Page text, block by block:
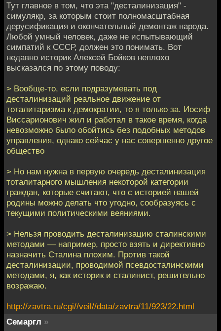
Тут главное в том, что эта "десталинизация" -
симулякр, за которым стоит полномасштабная
дерусификация и окончательный демонтаж народа.
Любой умный человек, даже не испытывающий
симпатий к СССР, должен это понимать. Вот
недавно историк Алексей Бойков неплохо
высказался по этому поводу:
> Вообще-то, если подразумевать под
десталинизаций реальное движение от
тоталитаризма к демократии, то я только за. Иосиф
Виссарионович жил и работал в такое время, когда
невозможно было обойтись без подобных методов
управления, однако сейчас у нас совершенно другое
общество
> Но нам нужна в первую очередь десталинизация
тоталитарного мышления некоторой категории
граждан, которые считают, что с историей нашей
родины можно делать что угодно, сообразуясь с
текущими политическими веяниями.
> Нельзя проводить десталинизацию сталинскими
методами — например, просто взять и директивно
назначить Сталина плохим. Против такой
десталинизации, проводимой псевдосталинскими
методами, я, как историк и сталинист, решительно
возражаю.
http://zavtra.ru/cgi//veil//data/zavtra/11/923/22.html
Семаргл »